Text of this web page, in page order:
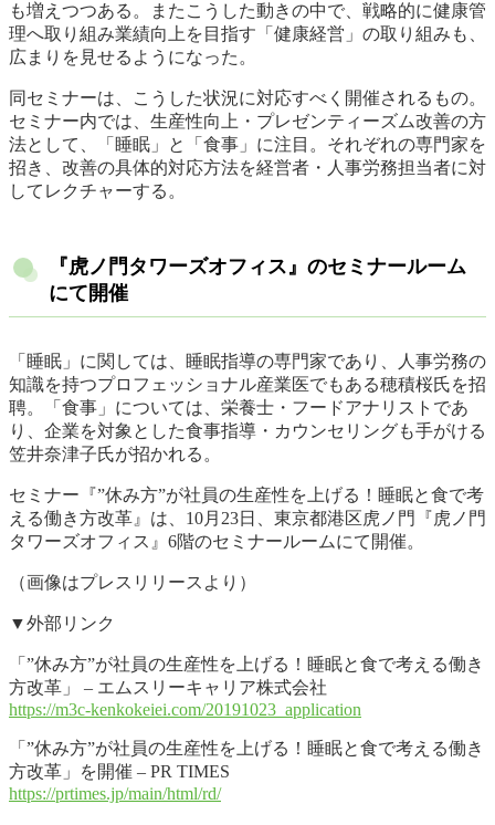
も増えつつある。またこうした動きの中で、戦略的に健康管
理へ取り組み業績向上を目指す「健康経営」の取り組みも、
広まりを見せるようになった。
同セミナーは、こうした状況に対応すべく開催されるもの。
セミナー内では、生産性向上・プレゼンティーズム改善の方
法として、「睡眠」と「食事」に注目。それぞれの専門家を
招き、改善の具体的対応方法を経営者・人事労務担当者に対
してレクチャーする。
『虎ノ門タワーズオフィス』のセミナールーム
にて開催
「睡眠」に関しては、睡眠指導の専門家であり、人事労務の
知識を持つプロフェッショナル産業医でもある穂積桜氏を招
聘。「食事」については、栄養士・フードアナリストであ
り、企業を対象とした食事指導・カウンセリングも手がける
笠井奈津子氏が招かれる。
セミナー『”休み方”が社員の生産性を上げる！睡眠と食で考
える働き方改革』は、10月23日、東京都港区虎ノ門『虎ノ門
タワーズオフィス』6階のセミナールームにて開催。
（画像はプレスリリースより）
▼外部リンク
「”休み方”が社員の生産性を上げる！睡眠と食で考える働き
方改革」 – エムスリーキャリア株式会社
https://m3c-kenkokeiei.com/20191023_application
「”休み方”が社員の生産性を上げる！睡眠と食で考える働き
方改革」を開催 – PR TIMES
https://prtimes.jp/main/html/rd/